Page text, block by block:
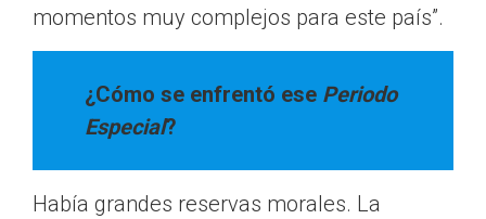
momentos muy complejos para este país”.
¿Cómo se enfrentó ese Periodo
Especial?
Había grandes reservas morales. La